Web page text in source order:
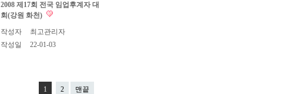
2008 제17회 전국 임업후계자 대
회(강원 화천)
작성자
최고관리자
작성일
22-01-03
1 2 맨끝